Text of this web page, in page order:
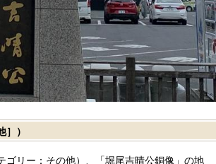
）
リー：その他）、「堀尾吉晴公銅像」の地